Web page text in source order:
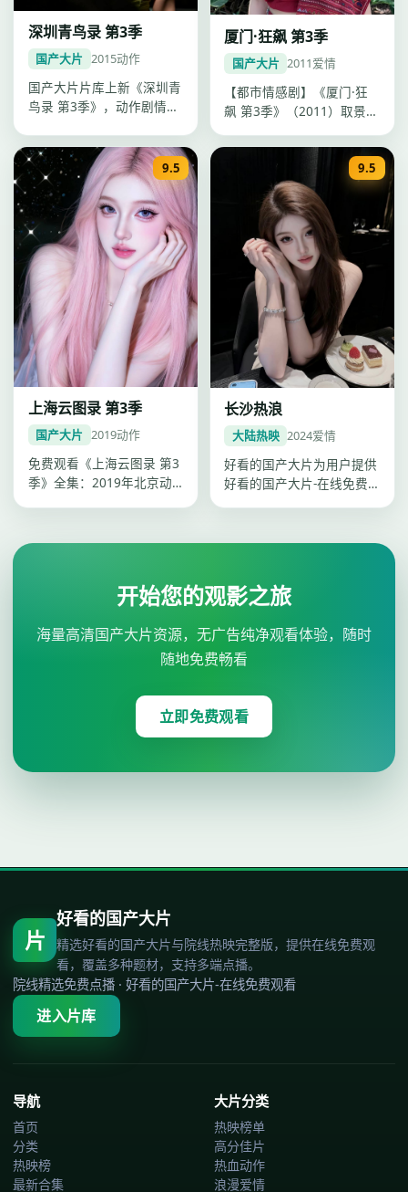
深圳青鸟录 第3季
国产大片 2015动作
国产大片片库上新《深圳青
鸟录 第3季》，动作剧情紧
准，20…
厦门·狂飙 第3季
国产大片 2011爱情
【都市情感剧】《厦门·狂
飙 第3季》（2011）取景重
刘…
9.5
上海云图录 第3季
国产大片 2019动作
免费观看《上海云图录 第3
季》全集：2019年北京动
9.5
长沙热浪
大陆热映 2024爱情
好看的国产大片为用户提供
好看的国产大片-在线免费
开始您的观影之旅
海量高清国产大片资源，无广告纯净观看体验，随时
随地免费畅看
立即免费观看
片
好看的国产大片
精选好看的国产大片与院线热映完整版，提供在线免费观
看，覆盖多种题材，支持多端点播。
院线精选免费点播 ·好看的国产大片-在线免费观看
进入片库
导航
首页
分类
热映榜
最新合集
大片分类
热映榜单
高分佳片
热血动作
浪漫爱情